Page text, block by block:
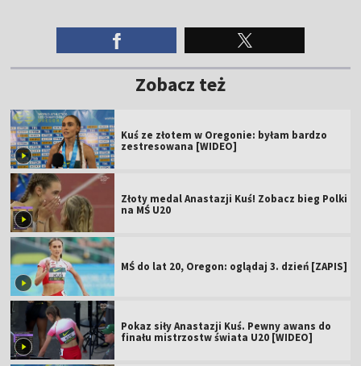
Zobacz też
Kuś ze złotem w Oregonie: byłam bardzo
zestresowana [WIDEO]
Złoty medal Anastazji Kuś! Zobacz bieg Polki
na MŚ U20
MŚ do lat 20, Oregon: oglądaj 3. dzień [ZAPIS]
Pokaz siły Anastazji Kuś. Pewny awans do
finału mistrzostw świata U20 [WIDEO]